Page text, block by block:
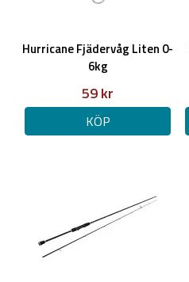
Hurricane Fjädervåg Liten 0-
6kg
59 kr
KÖP